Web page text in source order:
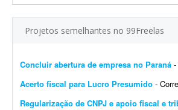
Projetos semelhantes no 99Freelas
Concluir abertura de empresa no Paraná - No
Acerto fiscal para Lucro Presumido - Correção de base uma única vez. Total de
Regularização de CNPJ e apoio fiscal e